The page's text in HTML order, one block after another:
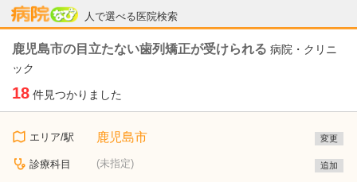
人で選べる医院検索
病院なび
鹿児島市の目立たない歯列矯正が受けられる 病院・クリニ
ック
18 件見つかりました
エリア/駅 鹿児島市 変更
診療科目 (未指定) 追加